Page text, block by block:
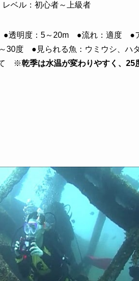
ベル：初心者～上級者
●透明度：5～20m ●流れ：適度 ●
30度 ●見られる魚：ウミウシ、ハ
て ※乾季は水温が変わりやすく、25